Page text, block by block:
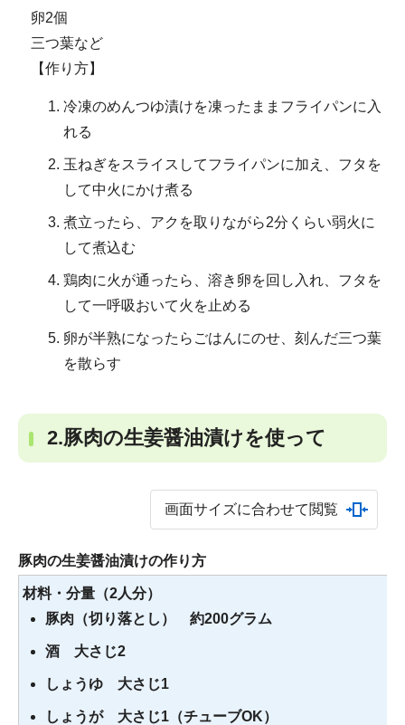
卵2個
三つ葉など
【作り方】
冷凍のめんつゆ漬けを凍ったままフライパンに入
れる
玉ねぎをスライスしてフライパンに加え、フタを
して中火にかけ煮る
煮立ったら、アクを取りながら2分くらい弱火に
して煮込む
鶏肉に火が通ったら、溶き卵を回し入れ、フタを
して一呼吸おいて火を止める
卵が半熟になったらごはんにのせ、刻んだ三つ葉
を散らす
2.豚肉の生姜醤油漬けを使って
画面サイズに合わせて閲覧
豚肉の生姜醤油漬けの作り方
材料・分量（2人分）
豚肉（切り落とし） 約200グラム
酒 大さじ2
しょうゆ 大さじ1
しょうが 大さじ1（チューブOK）